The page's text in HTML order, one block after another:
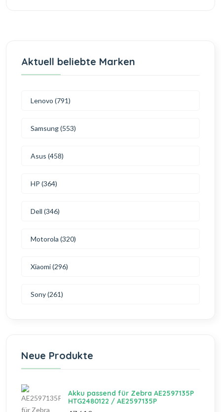
Aktuell beliebte Marken
Lenovo (791)
Samsung (553)
Asus (458)
HP (364)
Dell (346)
Motorola (320)
Xiaomi (296)
Sony (261)
Neue Produkte
Akku passend für Zebra AE2597135P
HTG2480122 / AE2597135P